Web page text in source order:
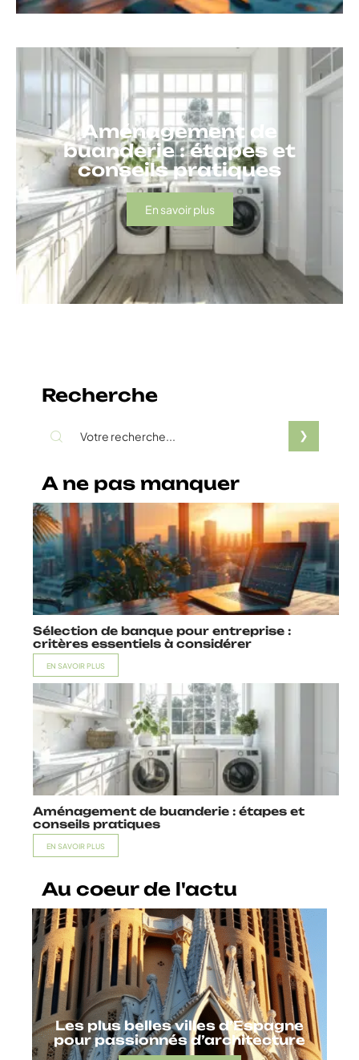
Aménagement de
buanderie : étapes et
conseils pratiques
En savoir plus
Recherche
A ne pas manquer
Sélection de banque pour entreprise :
critères essentiels à considérer
EN SAVOIR PLUS
Aménagement de buanderie : étapes et
conseils pratiques
EN SAVOIR PLUS
Au coeur de l'actu
Les plus belles villes d’Espagne
pour passionnés d’architecture